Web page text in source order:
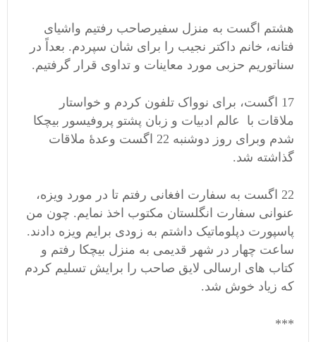
هشتم اگست به منزل سفیرصاحب رفتیم واشیای
فتانه، خانم داکتر نجیب را برای شان سپردم. بعداً در
سناتوریم حزبی مورد معاینات و تداوی قرار گرفتیم.
17 اگست، برای نوواک تلفون کردم و خواستار
ملاقات با عالم ادبیات و زبان پشتو پروفیسور بیچکا
شدم وبرای روز دوشنبه 22 اگست وعدۀ ملاقات
گذاشته شد.
22 اگست به سفارت افغانی رفتم تا در مورد ویزه،
عنوانی سفارت انگلستان مکتوب اخذ نمایم. چون من
پاسپورت دپلوماتیک داشتم به زودی برایم ویزه دادند.
ساعت چهار در شهر قدیمی به منزل بیچکا رفتم و
کتاب های ارسالی لایق صاحب را برایش تسلیم کردم
که زیاد خوش شد.
***